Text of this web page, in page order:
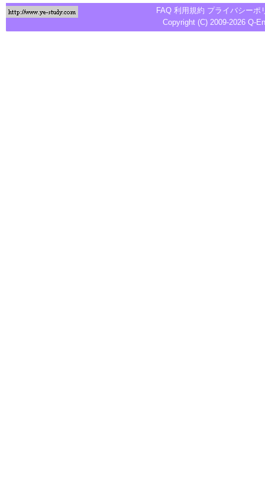
FAQ 利用規約 プライバシーポ
Copyright (C) 2009-2026 Q-